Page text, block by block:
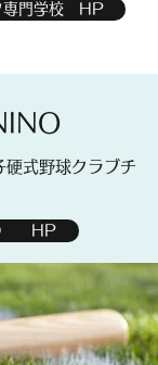
専門学校 HP
式野球クラブチ
HP